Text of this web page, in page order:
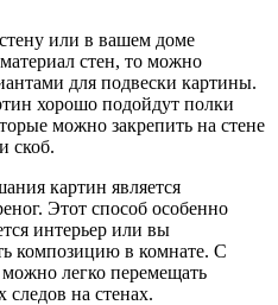
или в вашем доме
стен, то можно
для подвески картины.
хорошо подойдут полки
можно закрепить на стене
скоб.
картин является
Этот способ особенно
интерьер или вы
композицию в комнате. С
легко перемещать
на стенах.